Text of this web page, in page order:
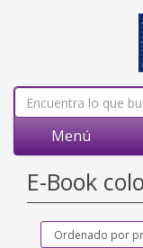
Menú
E-Book